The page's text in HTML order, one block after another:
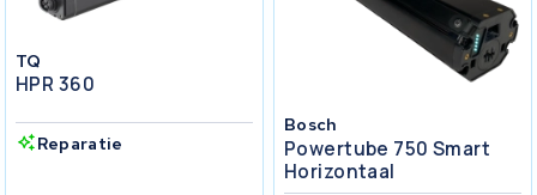
TQ
HPR 360
Reparatie
Bosch
Powertube 750 Smart
Horizontaal